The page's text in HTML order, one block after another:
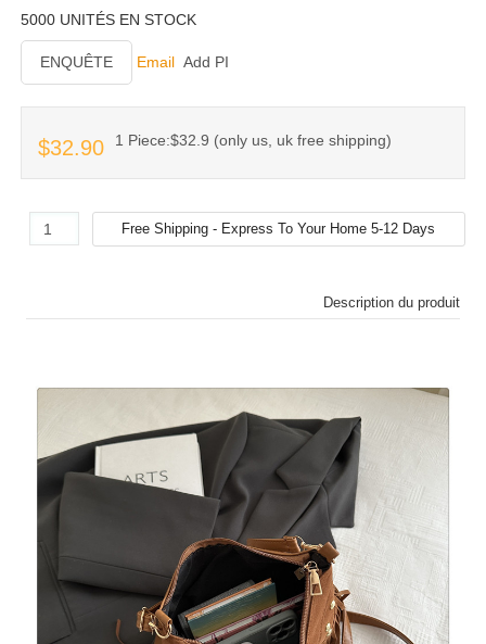
5000 UNITÉS EN STOCK
ENQUÊTE Email Add PI
$32.90 1 Piece:$32.9 (only us, uk free shipping)
Description du produit